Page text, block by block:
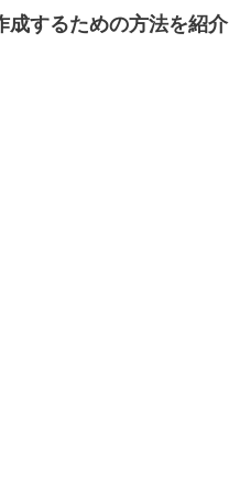
成するための方法を紹介